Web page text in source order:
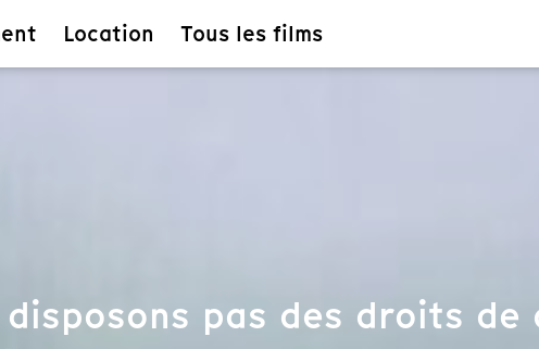
Location Tous les films
disposons pas des droits